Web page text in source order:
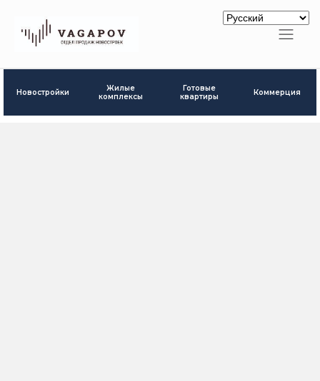
Новостройки
Жилые
комплексы
Готовые
квартиры
Коммерция